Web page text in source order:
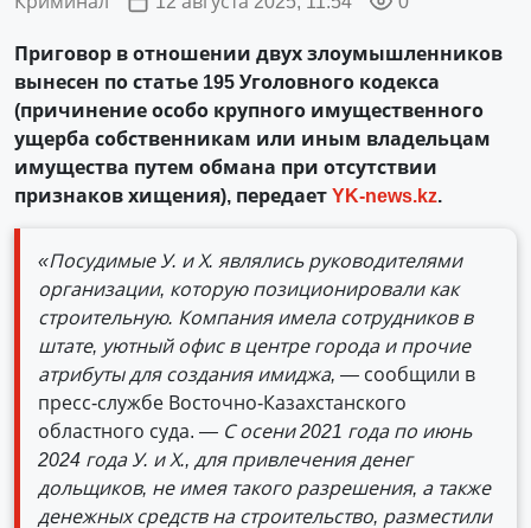
Приговор в отношении двух злоумышленников
вынесен по статье 195 Уголовного кодекса
(причинение особо крупного имущественного
ущерба собственникам или иным владельцам
имущества путем обмана при отсутствии
признаков хищения), передаетYK-news.kz.
«Посудимые У. и Х. являлись руководителями
организации, которую позиционировали как
строительную. Компания имела сотрудников в
штате, уютный офис в центре города и прочие
атрибуты для создания имиджа, — сообщили в
пресс-службе Восточно-Казахстанского
областного суда. — С осени 2021 года по июнь
2024 года У. и Х., для привлечения денег
дольщиков, не имея такого разрешения, а также
денежных средств на строительство, разместили